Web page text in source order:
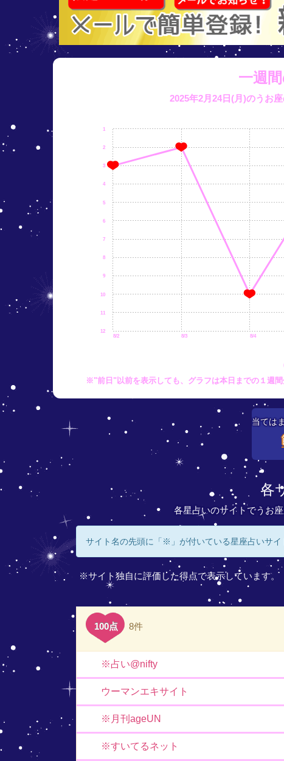
一週
2025年2月24日(月)のうお座
8/2 8/3 8/4
12
11
10
9
8
7
6
5
4
3
2
1
※"前日"以前を表示しても、グラフは本日までの１週間
当ては
各
各星占いのサイトでうお
サイト名の先頭に「※」が付いている星座占いサ
※サイト独自に評価した得点で表示しています。
100点 8件
※占い@nifty
ウーマンエキサイト
※月刊ageUN
※すいてるネット